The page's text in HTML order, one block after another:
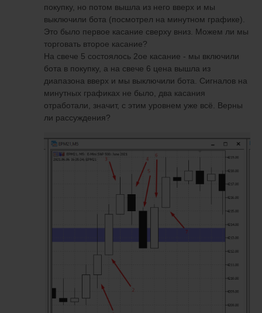
покупку, но потом вышла из него вверх и мы
выключили бота (посмотрел на минутном графике).
Это было первое касание сверху вниз. Можем ли мы
торговать второе касание?
На свече 5 состоялось 2ое касание - мы включили
бота в покупку, а на свече 6 цена вышла из
диапазона вверх и мы выключили бота. Сигналов на
минутных графиках не было, два касания
отработали, значит, с этим уровнем уже всё. Верны
ли рассуждения?